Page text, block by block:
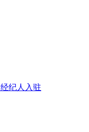
经纪人入驻